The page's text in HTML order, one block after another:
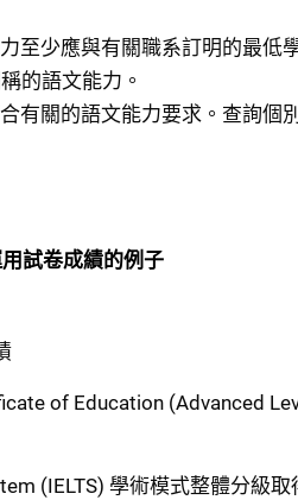
至少應與有關職系訂明的最低
的語文能力。
關的語文能力要求。查詢個
試卷成績的例子
of Education (Advanced
(IELTS) 學術模式整體分級